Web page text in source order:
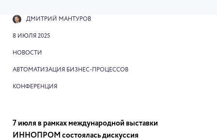
ДМИТРИЙ МАНТУРОВ
8 ИЮЛЯ 2025
НОВОСТИ
АВТОМАТИЗАЦИЯ БИЗНЕС-ПРОЦЕССОВ
КОНФЕРЕНЦИЯ
7 июля в рамках международной выставки
ИННОПРОМ состоялась дискуссия